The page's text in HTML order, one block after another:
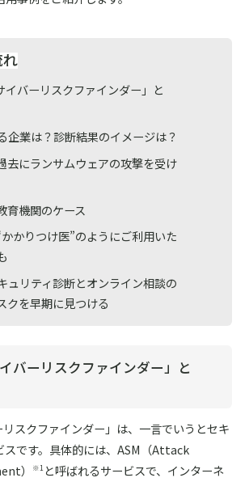
イバーリスクファインダー」と
企業は？診断結果のイメージは？
にランサムウェアの攻撃を受け
機関のケース
かりつけ医”のようにご利用いた
ュリティ診断とオンライン相談の
クを早期に見つける
イバーリスクファインダー」と
リスクファインダー」は、一言でいうとセキ
スです。具体的には、ASM（Attack
）
※1 と呼ばれるサービスで、インターネ